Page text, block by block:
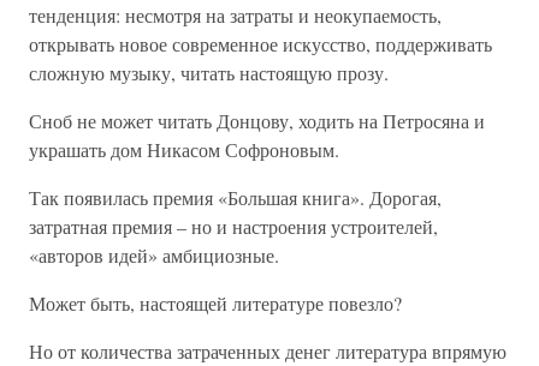
тенденция: несмотря на затраты и неокупаемость,
открывать новое современное искусство, поддерживать
сложную музыку, читать настоящую прозу.
Сноб не может читать Донцову, ходить на Петросяна и
украшать дом Никасом Софроновым.
Так появилась премия «Большая книга». Дорогая,
затратная премия – но и настроения устроителей,
«авторов идей» амбициозные.
Может быть, настоящей литературе повезло?
Но от количества затраченных денег литература впрямую